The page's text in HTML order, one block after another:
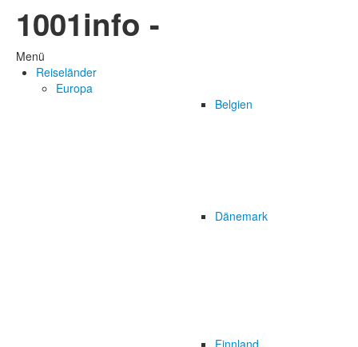
1001info -
Menü
Reiseländer
Europa
Belgien
Dänemark
Finnland